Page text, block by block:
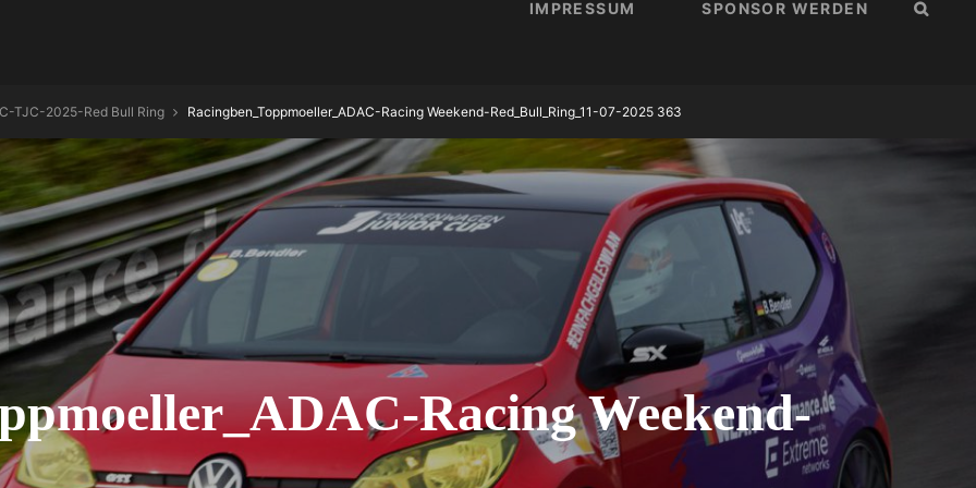
IMPRESSUM SPONSOR WERDEN
TJC-2025-Red Bull Ring Racingben_Toppmoeller_ADAC-Racing Weekend-Red_Bull_Ring_11-07-2025 363
Racing Weekend-